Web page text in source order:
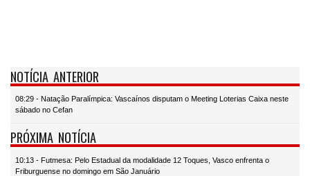
NOTÍCIA ANTERIOR
08:29 - Natação Paralímpica: Vascaínos disputam o Meeting Loterias Caixa neste
sábado no Cefan
PRÓXIMA NOTÍCIA
10:13 - Futmesa: Pelo Estadual da modalidade 12 Toques, Vasco enfrenta o
Friburguense no domingo em São Januário